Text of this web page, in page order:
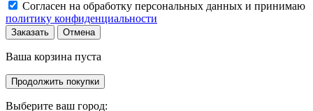
Согласен на обработку персональных данных и принимаю
политику конфиденциальности
Заказать Отмена
Ваша корзина пуста
Продолжить покупки
Выберите ваш город: